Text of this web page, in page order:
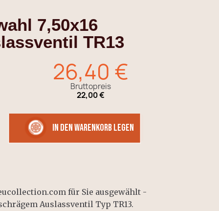
7,50x16
TR13
26,40 €
Bruttopreis
22,00 €
in den Warenkorb legen
für Sie ausgewählt -
Auslassventil Typ TR13.